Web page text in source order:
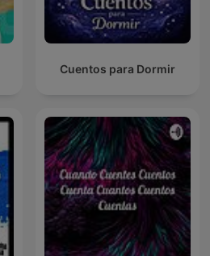
Cuentos para Dormir